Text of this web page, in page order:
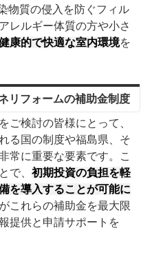
物質の侵入を防ぐフィル
レルギー体質の方や小さ
康的で快適な室内環境を
リフォームの補助金制度
ご検討の皆様にとって、
る国の制度や福島県、そ
常に重要な要素です。こ
で、 初期投資の負担を軽
を導入することが可能に
これらの補助金を最大限
提供と申請サポートを